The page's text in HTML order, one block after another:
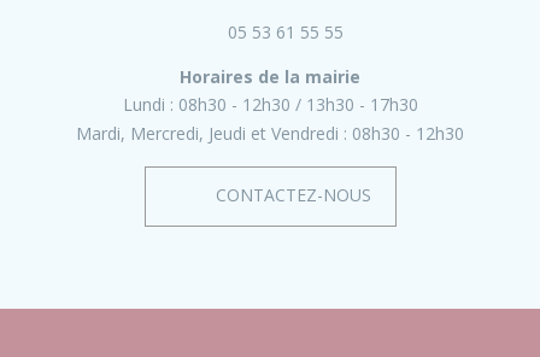
05 53 61 55 55
Horaires de la mairie
Lundi : 08h30 - 12h30
13h30 - 17h30
Mardi, Mercredi, Jeudi et Vendredi : 08h30 - 12h30
CONTACTEZ-NOUS